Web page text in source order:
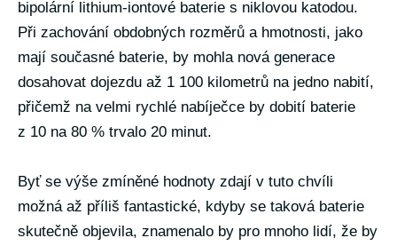
bipolární lithium-iontové baterie s niklovou katodou.
Při zachování obdobných rozměrů a hmotnosti, jako
mají současné baterie, by mohla nová generace
dosahovat dojezdu až 1 100 kilometrů na jedno nabití,
přičemž na velmi rychlé nabíječce by dobití baterie
z 10 na 80 % trvalo 20 minut.
Byť se výše zmíněné hodnoty zdají v tuto chvíli
možná až příliš fantastické, kdyby se taková baterie
skutečně objevila, znamenalo by pro mnoho lidí, že by